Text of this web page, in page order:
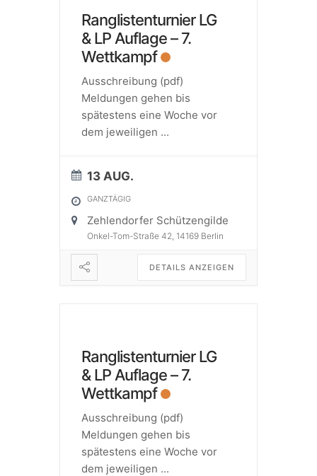
Ranglistenturnier LG
& LP Auflage – 7.
Wettkampf
Ausschreibung (pdf)
Meldungen gehen bis
spätestens eine Woche vor
dem jeweiligen ...
13 AUG.
GANZTÄGIG
Zehlendorfer Schützengilde
Onkel-Tom-Straße 42, 14169 Berlin
DETAILS ANZEIGEN
Ranglistenturnier LG
& LP Auflage – 7.
Wettkampf
Ausschreibung (pdf)
Meldungen gehen bis
spätestens eine Woche vor
dem jeweiligen ...